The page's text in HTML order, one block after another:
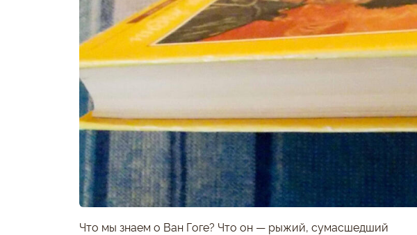
Что мы знаем о Ван Гоге? Что он — рыжий, сумасшедший